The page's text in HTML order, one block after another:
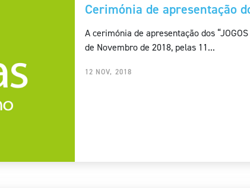
Cerimónia de apresentação
A cerimónia de apresentação dos
de Novembro de 2018, pelas 11...
12 NOV, 2018